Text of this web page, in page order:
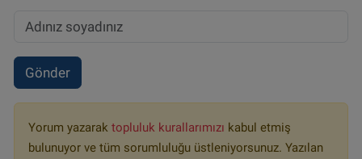
Gönder
Yorum yazarak topluluk kurallarımızı kabul etmiş
bulunuyor ve tüm sorumluluğu üstleniyorsunuz. Yazılan